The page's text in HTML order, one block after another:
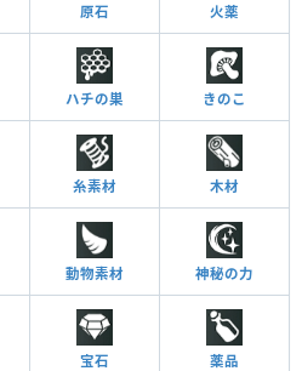
原石 火薬
ハチの巣 きのこ
糸素材 木材
動物素材 神秘の力
宝石 薬品